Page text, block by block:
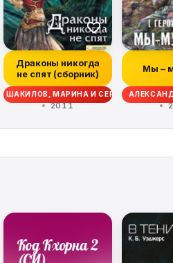
СЕРГЕЙ КОРОТКОВ
Драконы никогда
не спят (сборник)
МАРИНА И СЕРГЕЙ
2011
Мы –